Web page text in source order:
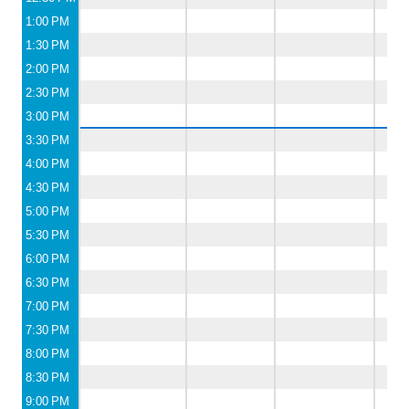
1:00 PM
1:30 PM
2:00 PM
2:30 PM
3:00 PM
3:30 PM
4:00 PM
4:30 PM
5:00 PM
5:30 PM
6:00 PM
6:30 PM
7:00 PM
7:30 PM
8:00 PM
8:30 PM
9:00 PM